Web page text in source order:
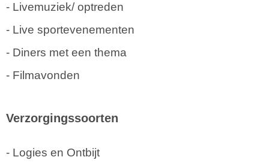
- Livemuziek/ optreden
- Live sportevenementen
- Diners met een thema
- Filmavonden
Verzorgingssoorten
- Logies en Ontbijt